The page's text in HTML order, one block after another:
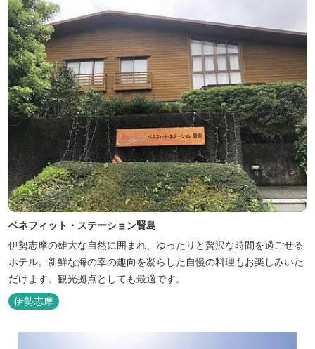
ベネフィット・ステーション賢島
伊勢志摩の雄大な自然に囲まれ、ゆったりと贅沢な時間を過ごせる
ホテル。新鮮な海の幸の趣向を凝らした自慢の料理もお楽しみいた
だけます。観光拠点としても最適です。
伊勢志摩